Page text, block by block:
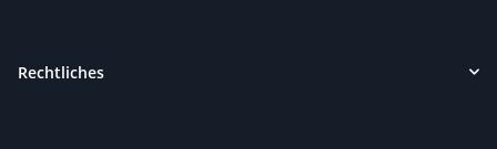
Rechtliches